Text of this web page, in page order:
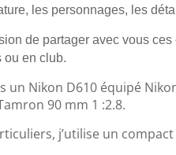
les personnages, les
de partager avec vous
ou en club.
un Nikon D610 équipé
90 mm 1 :2.8.
j’utilise un